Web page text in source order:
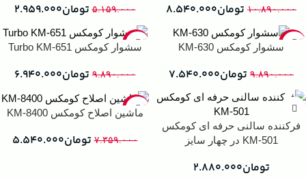
۱۰.۸۹۰.۰۰۰ تومان۸.۵۴۰.۰۰۰ ۵.۱۵۹.۰۰۰ تومان۲.۹۵۹.۰۰۰
-24% سشوار کومکس KM-630
۹.۸۹۰.۰۰۰ تومان۷.۵۴۰.۰۰۰
-30%
سشوار کومکس Turbo KM-651
۹.۸۹۰.۰۰۰ تومان۶.۹۴۰.۰۰۰
فرکننده سالنی حرفه ای کومکس
KM-501 در چهار سایز
تومان۲.۸۸۰.۰۰۰
-25%
ماشين اصلاح کومکس KM-8400
۷.۳۵۹.۰۰۰ تومان۵.۵۴۰.۰۰۰